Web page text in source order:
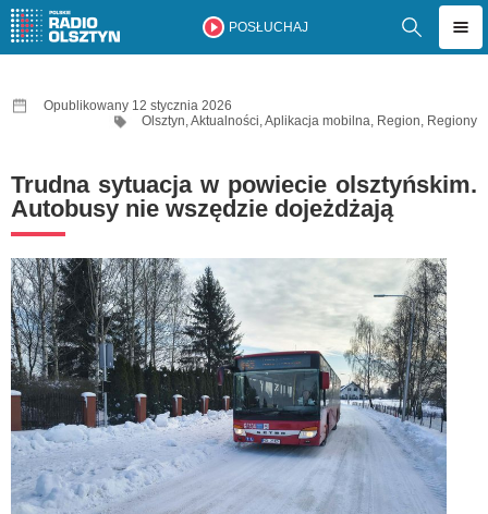
POSŁUCHAJ
Opublikowany 12 stycznia 2026
Olsztyn,Aktualności,Aplikacja mobilna, Region, Regiony
Trudna sytuacja w powiecie olsztyńskim.
Autobusy nie wszędzie dojeżdżają